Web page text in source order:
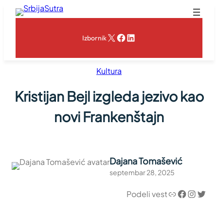
Skoči
IzbornikX Facebook
LinkedIn
Kultura
Kristijan Bejl izgleda jezivo kao
novi Frankenštajn
Dajana Tomašević
septembar 28, 2025
Podeli vestLink Facebook InstagramTwitter